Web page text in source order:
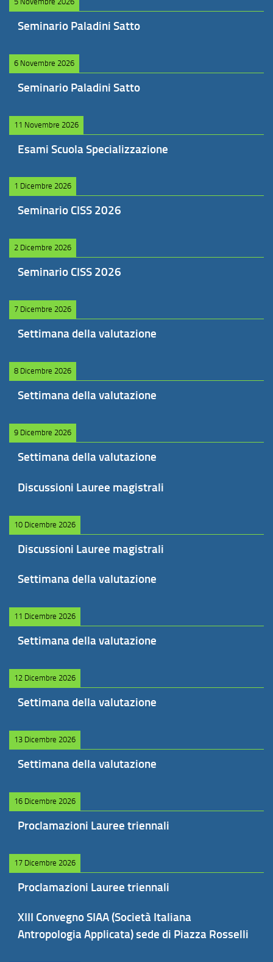
Seminario Paladini Satto
6 Novembre 2026
Seminario Paladini Satto
11 Novembre 2026
Esami Scuola Specializzazione
1 Dicembre 2026
Seminario CISS 2026
2 Dicembre 2026
Seminario CISS 2026
7 Dicembre 2026
Settimana della valutazione
8 Dicembre 2026
Settimana della valutazione
9 Dicembre 2026
Settimana della valutazione
Discussioni Lauree magistrali
10 Dicembre 2026
Discussioni Lauree magistrali
Settimana della valutazione
11 Dicembre 2026
Settimana della valutazione
12 Dicembre 2026
Settimana della valutazione
13 Dicembre 2026
Settimana della valutazione
16 Dicembre 2026
Proclamazioni Lauree triennali
17 Dicembre 2026
Proclamazioni Lauree triennali
XIII Convegno SIAA (Società Italiana
Antropologia Applicata) sede di Piazza Rosselli